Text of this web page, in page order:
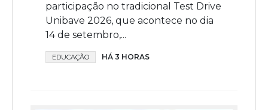
participação no tradicional Test Drive
Unibave 2026, que acontece no dia
14 de setembro,...
EDUCAÇÃO HÁ 3 HORAS